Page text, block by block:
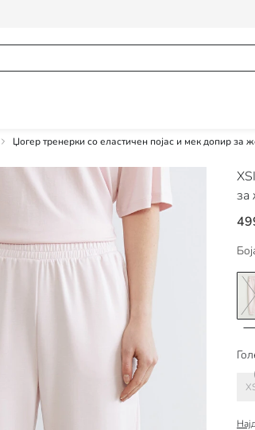
Џогер тренерки со еластичен појас и мек допир за
за